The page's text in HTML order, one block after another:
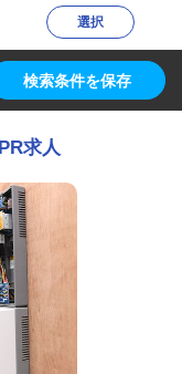
選択
検索条件を保存
求人